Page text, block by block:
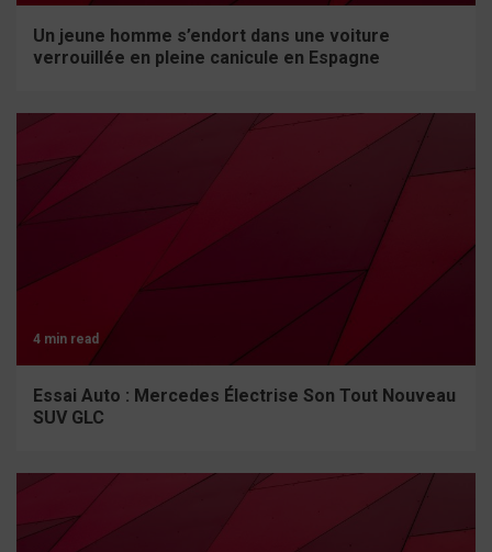
Un jeune homme s’endort dans une voiture
verrouillée en pleine canicule en Espagne
4 min read
Essai Auto : Mercedes Électrise Son Tout Nouveau
SUV GLC